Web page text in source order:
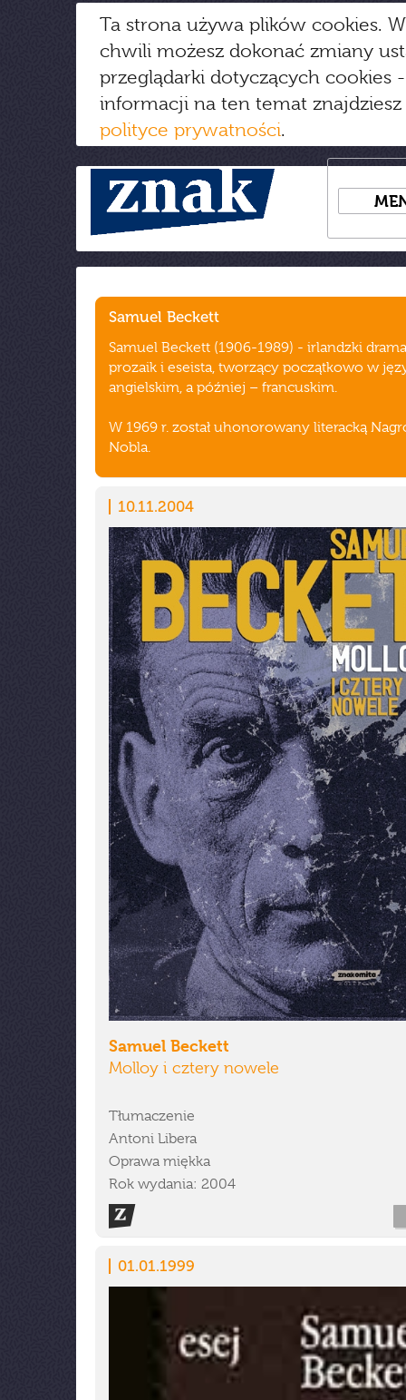
Ta strona używa plików cookies.
chwili możesz dokonać zmiany
przeglądarki dotyczących cookies
informacji na ten temat
polityce prywatności.
Samuel Beckett
Samuel Beckett (1906-1989) - irlandzki
prozaik i eseista, tworzący początkowo w
angielskim, a później – francuskim.
W 1969 r. został uhonorowany literacką
Nobla.
10.11.2004
Samuel Beckett
Molloy i cztery nowele
Tłumaczenie
Antoni Libera
Oprawa miękka
Rok wydania: 2004
01.01.1999